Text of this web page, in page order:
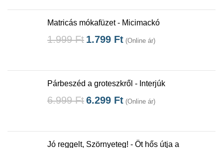
Matricás mókafüzet - Micimackó
1.999Ft 1.799 Ft (Online ár)
Párbeszéd a groteszkről - Interjúk
6.999Ft6.299 Ft (Online ár)
Jó reggelt, Szörnyeteg! - Öt hős útja a